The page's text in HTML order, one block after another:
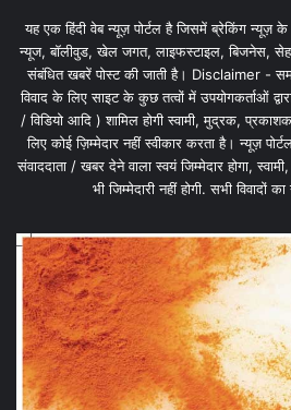
यह एक हिंदी वेब न्यूज़ पोर्टल है जिसमें ब्रेकिंग न्यूज़ के
न्यूज, बॉलीवुड, खेल जगत, लाइफस्टाइल, बिजनेस,
संबंधित खबरें पोस्ट की जाती है। Disclaimer -
विवाद के लिए साइट के कुछ तत्वों में उपयोगकर्ताओं
/ विडियो आदि ) शामिल होगी स्वामी, मुद्रक,
लिए कोई ज़िम्मेदार नहीं स्वीकार करता है। न्यूज़
संवाददाता / खबर देने वाला स्वयं जिम्मेदार होगा,
भी जिम्मेदारी नहीं होगी. सभी विवादों का